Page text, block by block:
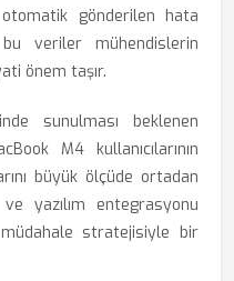
otomatik gönderilen hata
bu veriler mühendislerin
önem taşır.
sunulması beklenen
M4 kullanıcılarının
büyük ölçüde ortadan
yazılım entegrasyonu
müdahale stratejisiyle bir